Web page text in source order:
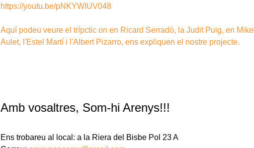
https://youtu.be/pNKYWIUV048
Aquí podeu veure el trípctic on en Ricard Serradó, la Judit Puig, en Mikel
Aulet, l'Estel Martí i l'Albert Pizarro, ens expliquen el nostre projecte.
Amb vosaltres, Som-hi Arenys!!!
Ens trobareu al local: a la Riera del Bisbe Pol 23 A